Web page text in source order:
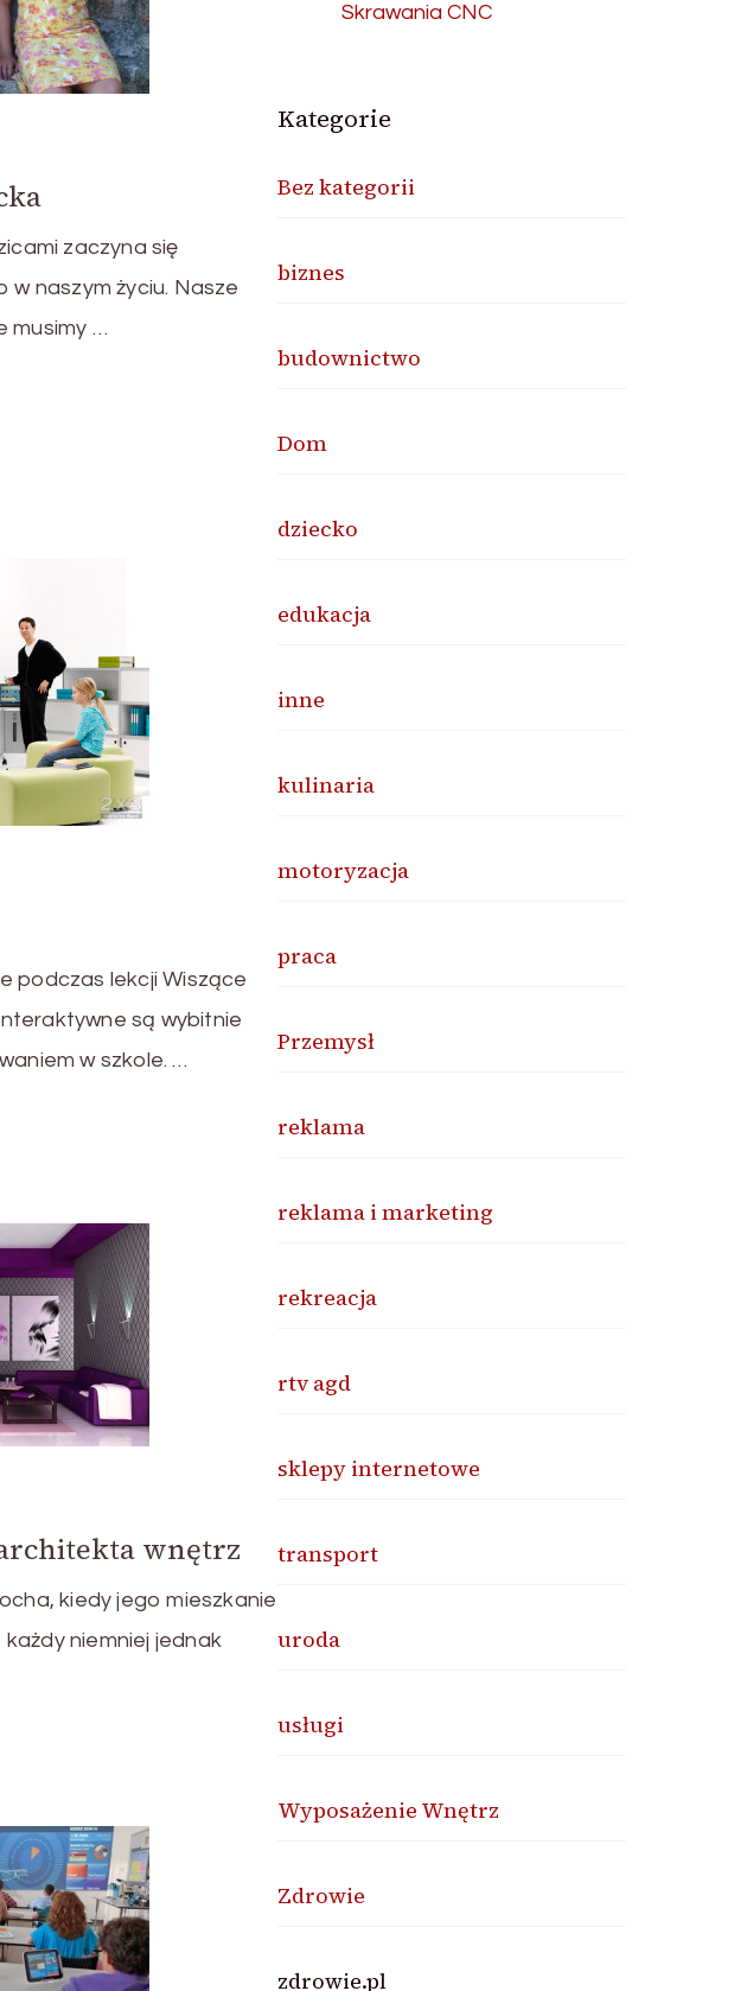
zaczyna się
naszym życiu. Nasze
musimy …
podczas lekcji Wiszące
są wybitnie
w szkole. …
wnętrz
kiedy jego mieszkanie
każdy niemniej jednak
Skrawania CNC
Kategorie
Bez kategorii
biznes
budownictwo
Dom
dziecko
edukacja
inne
kulinaria
motoryzacja
praca
Przemysł
reklama
reklama i marketing
rekreacja
rtv agd
sklepy internetowe
transport
uroda
usługi
Wyposażenie Wnętrz
Zdrowie
zdrowie.pl